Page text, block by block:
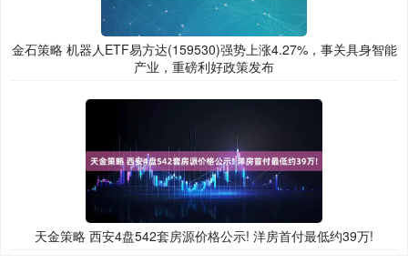
金石策略 机器人ETF易方达(159530)强势上涨4.27%，事关具身智能
产业，重磅利好政策发布
天金策略 西安4盘542套房源价格公示! 洋房首付最低约39万!